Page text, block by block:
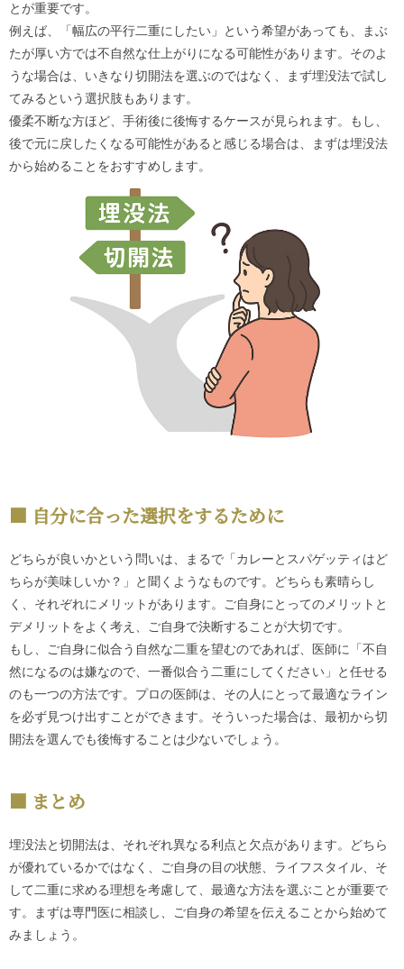
とが重要です。
例えば、「幅広の平行二重にしたい」という希望があっても、まぶ
たが厚い方では不自然な仕上がりになる可能性があります。そのよ
うな場合は、いきなり切開法を選ぶのではなく、まず埋没法で試し
てみるという選択肢もあります。
優柔不断な方ほど、手術後に後悔するケースが見られます。もし、
後で元に戻したくなる可能性があると感じる場合は、まずは埋没法
から始めることをおすすめします。
自分に合った選択をするために
どちらが良いかという問いは、まるで「カレーとスパゲッティはど
ちらが美味しいか？」と聞くようなものです。どちらも素晴らし
く、それぞれにメリットがあります。ご自身にとってのメリットと
デメリットをよく考え、ご自身で決断することが大切です。
もし、ご自身に似合う自然な二重を望むのであれば、医師に「不自
然になるのは嫌なので、一番似合う二重にしてください」と任せる
のも一つの方法です。プロの医師は、その人にとって最適なライン
を必ず見つけ出すことができます。そういった場合は、最初から切
開法を選んでも後悔することは少ないでしょう。
まとめ
埋没法と切開法は、それぞれ異なる利点と欠点があります。どちら
が優れているかではなく、ご自身の目の状態、ライフスタイル、そ
して二重に求める理想を考慮して、最適な方法を選ぶことが重要で
す。まずは専門医に相談し、ご自身の希望を伝えることから始めて
みましょう。